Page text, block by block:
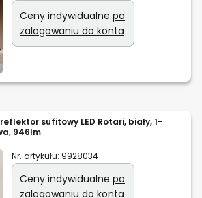
Ceny indywidualne po
zalogowaniu do konta
sufitowy LED Rotari, biały, 1-
946lm
Nr. artykułu: 9928034
Ceny indywidualne po
zalogowaniu do konta